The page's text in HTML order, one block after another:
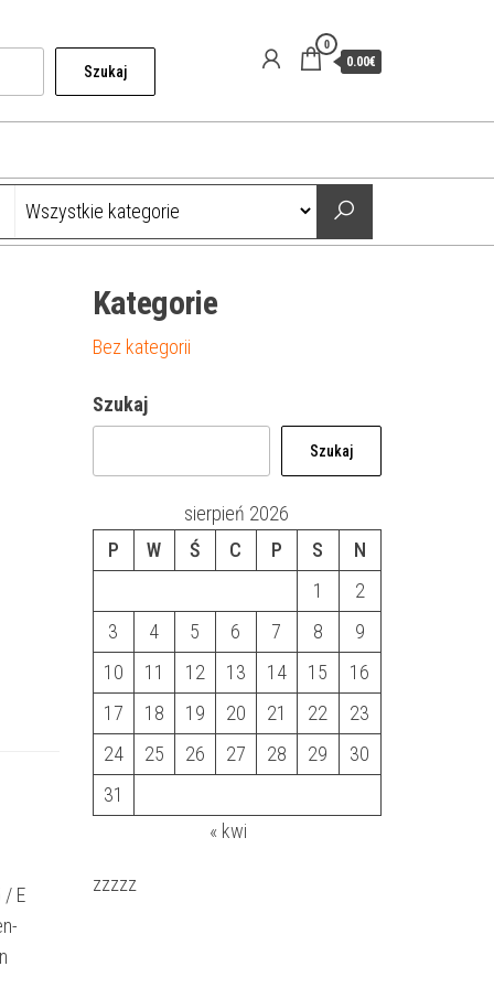
Szukaj
0
0.00€
/ E
Kategorie
Bez kategorii
Szukaj
Szukaj
sierpień 2026
P
W Ś C P S
N
1
2
3
4 5 6 7 8
9
10
11 12 13 14 15
16
17
18 19 20 21 22
23
24
25 26 27 28 29
30
31
« kwi
zzzzz